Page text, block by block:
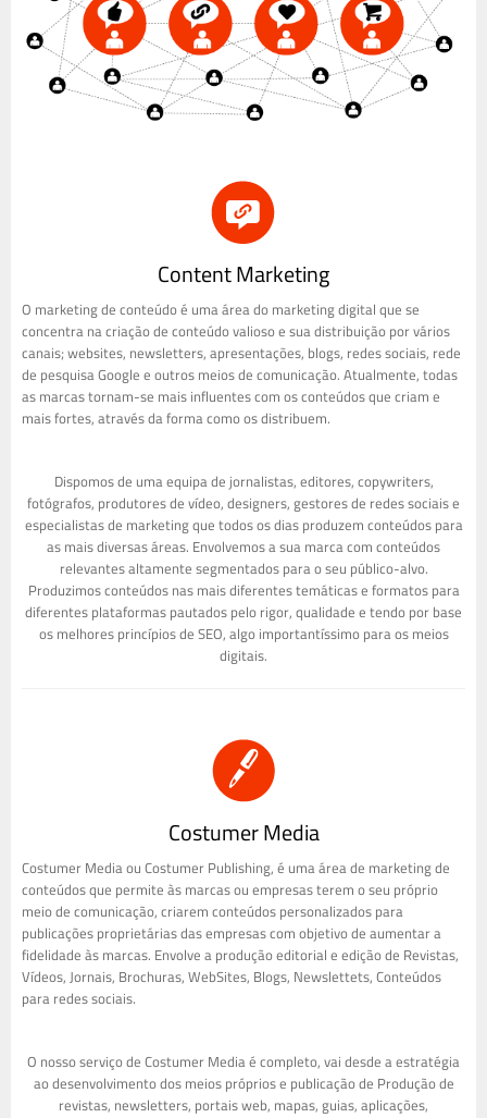
Content Marketing
O marketing de conteúdo é uma área do marketing digital que se
concentra na criação de conteúdo valioso e sua distribuição por vários
canais; websites, newsletters, apresentações, blogs, redes sociais, rede
de pesquisa Google e outros meios de comunicação. Atualmente, todas
as marcas tornam-se mais influentes com os conteúdos que criam e
mais fortes, através da forma como os distribuem.
Dispomos de uma equipa de jornalistas, editores, copywriters,
fotógrafos, produtores de vídeo, designers, gestores de redes sociais e
especialistas de marketing que todos os dias produzem conteúdos para
as mais diversas áreas. Envolvemos a sua marca com conteúdos
relevantes altamente segmentados para o seu público-alvo.
Produzimos conteúdos nas mais diferentes temáticas e formatos para
diferentes plataformas pautados pelo rigor, qualidade e tendo por base
os melhores princípios de SEO, algo importantíssimo para os meios
digitais.
Costumer Media
Costumer Media ou Costumer Publishing, é uma área de marketing de
conteúdos que permite às marcas ou empresas terem o seu próprio
meio de comunicação, criarem conteúdos personalizados para
publicações proprietárias das empresas com objetivo de aumentar a
fidelidade às marcas. Envolve a produção editorial e edição de Revistas,
Vídeos, Jornais, Brochuras, WebSites, Blogs, Newslettets, Conteúdos
para redes sociais.
O nosso serviço de Costumer Media é completo, vai desde a estratégia
ao desenvolvimento dos meios próprios e publicação de Produção de
revistas, newsletters, portais web, mapas, guias, aplicações,